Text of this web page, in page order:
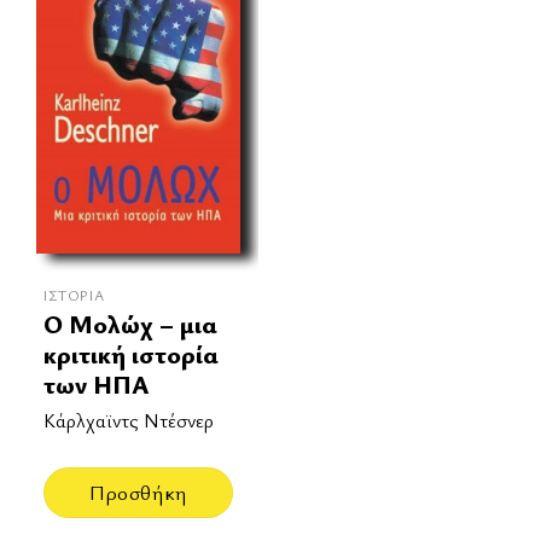
ΙΣΤΟΡΊΑ
Ο Μολώχ – μια
κριτική ιστορία
των ΗΠΑ
Κάρλχαϊντς Ντέσνερ
Προσθήκη